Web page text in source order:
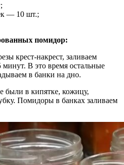
— 10 шт.;
помидор:
крест-накрест, заливаем
минут. В это время остальные
в банки на дно.
были в кипятке, кожицу,
Помидоры в банках заливаем